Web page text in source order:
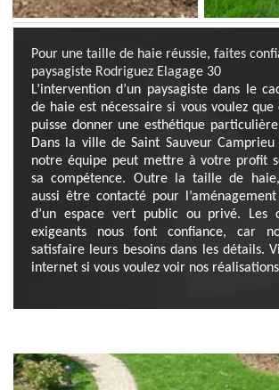
Pour une taille de haie réussie, faites
paysagiste Rodriguez Elagage 30
L’intervention d’un paysagiste dans le
de haie est nécessaire si vous voulez
puisse donner une esthétique
Dans la ville de Saint Sauveur
notre équipe peut mettre à votre profit
sa compétence. Outre la taille de
aussi être contacté pour
d’un espace vert public ou privé. Les
exigeants nous font confiance, car
satisfaire leurs besoins dans les détails.
internet si vous voulez voir nos